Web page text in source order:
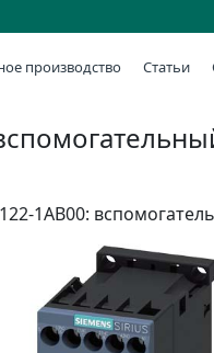
производство Статьи
1AB00: